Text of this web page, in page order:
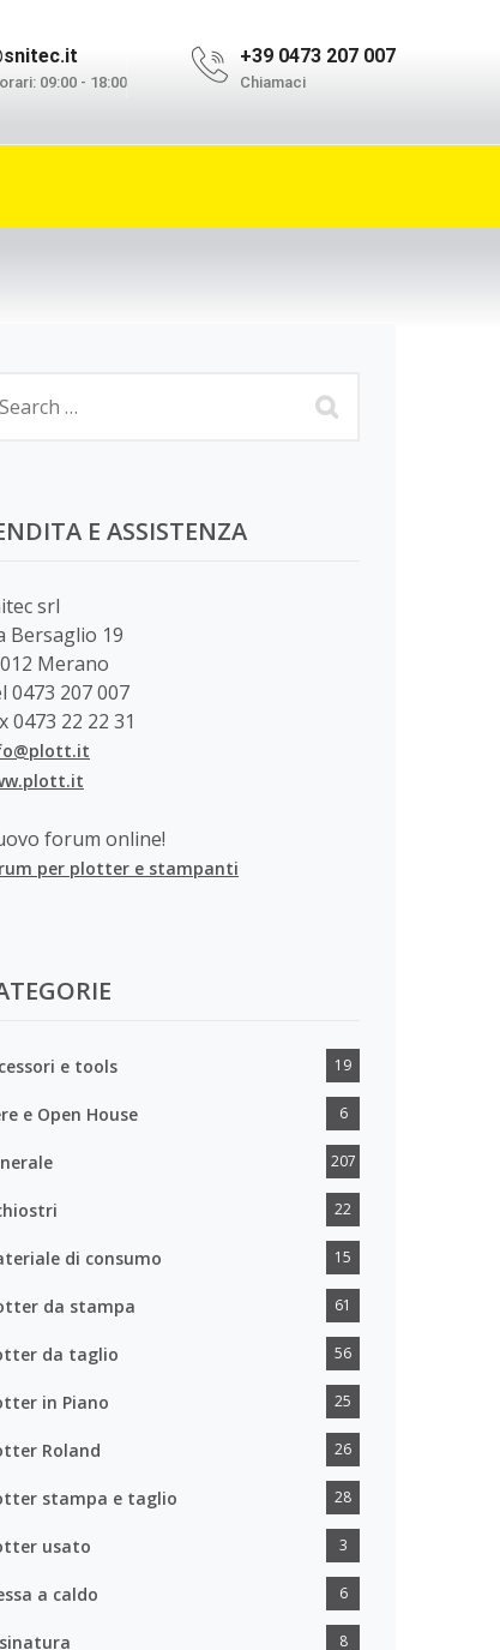
09:00 - 18:00
+39 0473 207 007
Chiamaci
E ASSISTENZA
srl
Bersaglio 19
Merano
0473 207 007
0473 22 22 31
forum online!
per plotter e stampanti
e tools 19
e Open House 6
207
22
di consumo 15
da stampa 61
da taglio 56
in Piano 25
Roland 26
stampa e taglio 28
usato 3
a caldo 6
8